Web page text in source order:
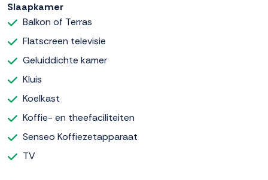
Slaapkamer
Balkon of Terras
Flatscreen televisie
Geluiddichte kamer
Kluis
Koelkast
Koffie- en theefaciliteiten
Senseo Koffiezetapparaat
TV